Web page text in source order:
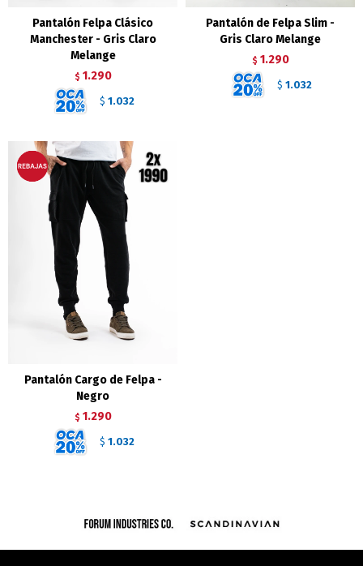
Pantalón Felpa Clásico
Manchester - Gris Claro
Melange
$ 1.290
$ 1.032
Pantalón de Felpa Slim -
Gris Claro Melange
$ 1.290
$ 1.032
Pantalón Cargo de Felpa -
Negro
$ 1.290
$ 1.032